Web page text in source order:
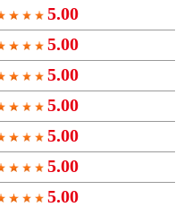
5.00
5.00
5.00
5.00
5.00
5.00
5.00